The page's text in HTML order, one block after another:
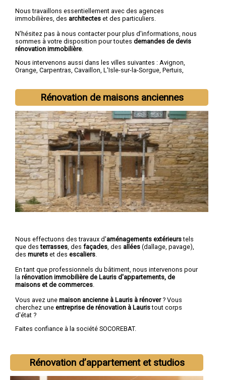
Nous travaillons essentiellement avec des agences
immobilières, des architectes et des particuliers.
N'hésitez pas à nous contacter pour plus d'informations, nous
sommes à votre disposition pour toutes demandes de devis
rénovation immobilière
Nous intervenons aussi dans les villes suivantes : Avignon,
Orange, Carpentras, Cavaillon, L'Isle-sur-la-Sorgue, Pertuis,
Rénovation de maisons anciennes
Nous effectuons des travaux d'aménagements extérieurstels
que desterrasses , des façades , des allées (dallage, pavage),
des murets et des escaliers
En tant que professionnels du bâtiment, nous intervenons pour
la rénovation immobilière de Lauris d'appartements, de
maisons et de commerces
Vous avez une maison ancienne à Lauris à rénover? Vous
cherchez une entreprise de rénovation à Lauristout corps
d'état ?
Faites confiance à la société SOCOREBAT.
Rénovation d’appartement et studios